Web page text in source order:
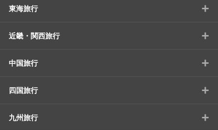
東海旅行 +
近畿・関西旅行 +
中国旅行 +
四国旅行 +
九州旅行 +